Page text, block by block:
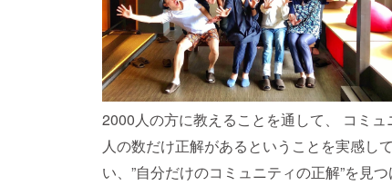
2000人の方に教えることを通して、 コミ
人の数だけ正解があるということを実感し
い、”自分だけのコミュニティの正解”を見